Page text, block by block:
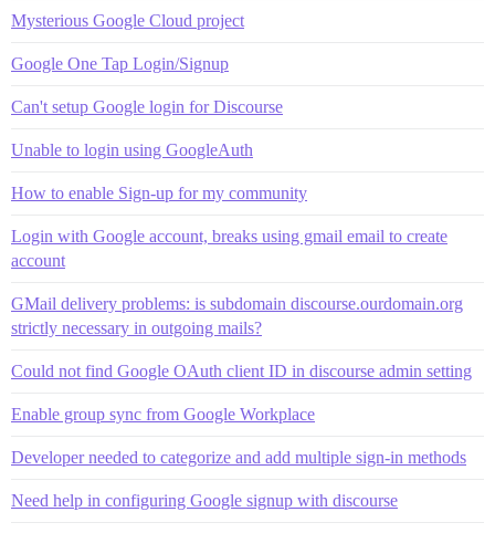
Mysterious Google Cloud project
Google One Tap Login/Signup
Can't setup Google login for Discourse
Unable to login using GoogleAuth
How to enable Sign-up for my community
Login with Google account, breaks using gmail email to create
account
GMail delivery problems: is subdomain discourse.ourdomain.org
strictly necessary in outgoing mails?
Could not find Google OAuth client ID in discourse admin setting
Enable group sync from Google Workplace
Developer needed to categorize and add multiple sign-in methods
Need help in configuring Google signup with discourse